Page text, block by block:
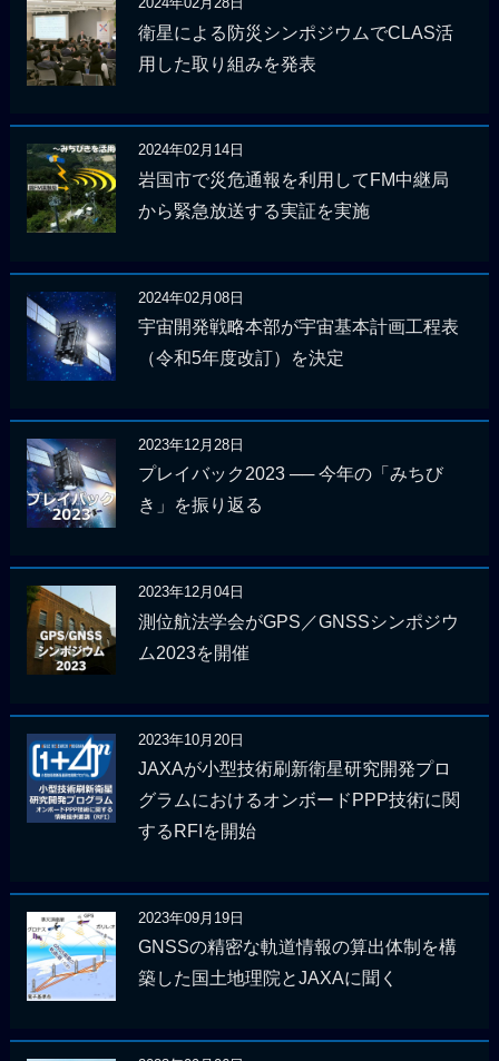
衛星による防災シンポジウムでCLAS活
用した取り組みを発表
2024年02月14日
岩国市で災危通報を利用してFM中継局
から緊急放送する実証を実施
2024年02月08日
宇宙開発戦略本部が宇宙基本計画工程表
（令和5年度改訂）を決定
2023年12月28日
プレイバック2023 ── 今年の「みちび
き」を振り返る
2023年12月04日
測位航法学会がGPS／GNSSシンポジウ
ム2023を開催
2023年10月20日
JAXAが小型技術刷新衛星研究開発プロ
グラムにおけるオンボードPPP技術に関
するRFIを開始
2023年09月19日
GNSSの精密な軌道情報の算出体制を構
築した国土地理院とJAXAに聞く